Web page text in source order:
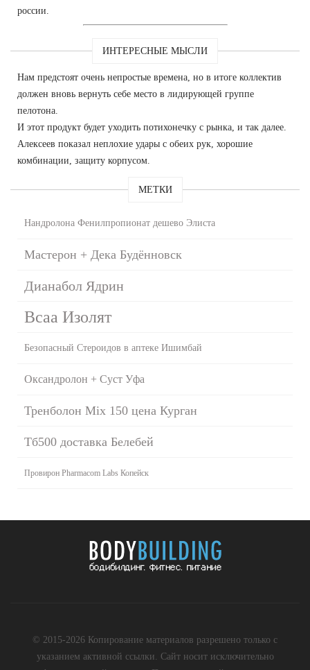
россии.
ИНТЕРЕСНЫЕ МЫСЛИ
Нам предстоят очень непростые времена, но в итоге коллектив
должен вновь вернуть себе место в лидирующей группе
пелотона.
И этот продукт будет уходить потихонечку с рынка, и так далее.
Алексеев показал неплохие удары с обеих рук, хорошие
комбинации, защиту корпусом.
МЕТКИ
Нандролона Фенилпропионат дешево Элиста
Мастерон + Дека Будённовск
Дианабол Ядрин
Bcaa Изолят
Безопасный Стероидов в аптеке Ишимбай
Оксандролон + Суст Уфа
Тренболон Mix 150 цена Курган
Тб500 доставка Белебей
Провирон Pharmacom Labs Копейск
© 2015-2026 Копирование материалов разрешено только с
указанием активной ссылки. Сайт носит исключительно